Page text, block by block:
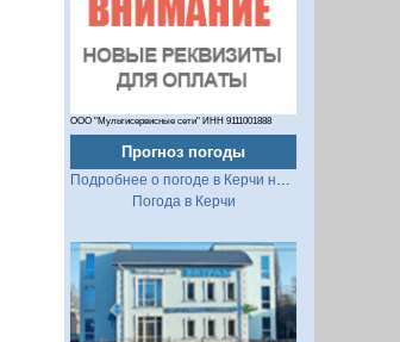
ООО "Мультисервисные сети" ИНН 9111001888
Прогноз погоды
Подробнее о погоде в Керчи на 2 недели
Погода в Керчи